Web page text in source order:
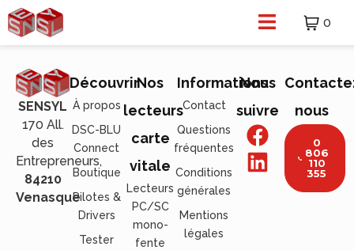
0
SENSYL
170 All.
des
Entrepreneurs,
84210
Venasque
Découvrir
À propos
DSC-BLU
Connect
Boutique
Pilotes &
Drivers
Tester
Nos
lecteurs
carte
vitale
Lecteurs
PC/SC
mono-
fente
Informations
Contact
Questions
fréquentes
Conditions
générales
Mentions
légales
Nous
suivre
nous
0
806
110
355